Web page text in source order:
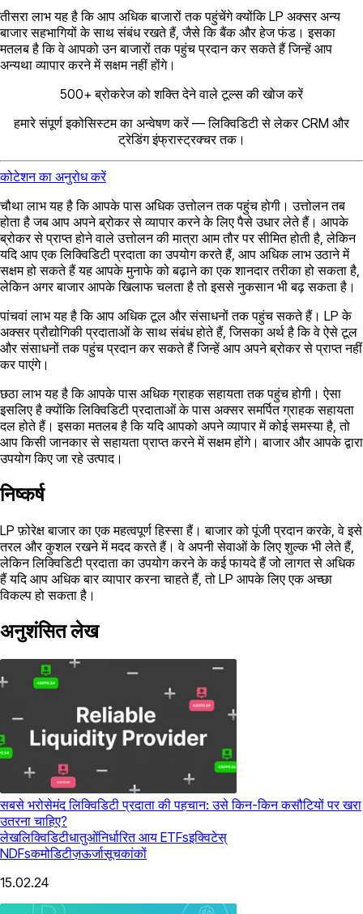
तीसरा लाभ यह है कि आप अधिक बाजारों तक पहुंचेंगे क्योंकि LP अक्सर अन्य
बाजार सहभागियों के साथ संबंध रखते हैं, जैसे कि बैंक और हेज फंड। इसका
मतलब है कि वे आपको उन बाजारों तक पहुंच प्रदान कर सकते हैं जिन्हें आप
अन्यथा व्यापार करने में सक्षम नहीं होंगे।
500+ ब्रोकरेज को शक्ति देने वाले टूल्स की खोज करें
हमारे संपूर्ण इकोसिस्टम का अन्वेषण करें — लिक्विडिटी से लेकर CRM और
ट्रेडिंग इंफ्रास्ट्रक्चर तक।
कोटेशन का अनुरोध करें
चौथा लाभ यह है कि आपके पास अधिक उत्तोलन तक पहुंच होगी। उत्तोलन तब
होता है जब आप अपने ब्रोकर से व्यापार करने के लिए पैसे उधार लेते हैं। आपके
ब्रोकर से प्राप्त होने वाले उत्तोलन की मात्रा आम तौर पर सीमित होती है, लेकिन
यदि आप एक लिक्विडिटी प्रदाता का उपयोग करते हैं, आप अधिक लाभ उठाने में
सक्षम हो सकते हैं यह आपके मुनाफे को बढ़ाने का एक शानदार तरीका हो सकता है,
लेकिन अगर बाजार आपके खिलाफ चलता है तो इससे नुकसान भी बढ़ सकता है।
पांचवां लाभ यह है कि आप अधिक टूल और संसाधनों तक पहुंच सकते हैं। LP के
अक्सर प्रौद्योगिकी प्रदाताओं के साथ संबंध होते हैं, जिसका अर्थ है कि वे ऐसे टूल
और संसाधनों तक पहुंच प्रदान कर सकते हैं जिन्हें आप अपने ब्रोकर से प्राप्त नहीं
कर पाएंगे।
छठा लाभ यह है कि आपके पास अधिक ग्राहक सहायता तक पहुंच होगी। ऐसा
इसलिए है क्योंकि लिक्विडिटी प्रदाताओं के पास अक्सर समर्पित ग्राहक सहायता
दल होते हैं। इसका मतलब है कि यदि आपको अपने व्यापार में कोई समस्या है, तो
आप किसी जानकार से सहायता प्राप्त करने में सक्षम होंगे। बाजार और आपके द्वारा
उपयोग किए जा रहे उत्पाद।
निष्कर्ष
LP फ़ोरेक्ष बाजार का एक महत्वपूर्ण हिस्सा हैं। बाजार को पूंजी प्रदान करके, वे इसे
तरल और कुशल रखने में मदद करते हैं। वे अपनी सेवाओं के लिए शुल्क भी लेते हैं,
लेकिन लिक्विडिटी प्रदाता का उपयोग करने के कई फायदे हैं जो लागत से अधिक
हैं यदि आप अधिक बार व्यापार करना चाहते हैं, तो LP आपके लिए एक अच्छा
विकल्प हो सकता है।
अनुशंसित लेख
सबसे भरोसेमंद लिक्विडिटी प्रदाता की पहचान: उसे किन-किन कसौटियों पर खरा
उतरना चाहिए?
लेखलिक्विडिटीधातुओंनिर्धारित आय ETFsइक्विटेस्
NDFsकमोडिटीज़ऊर्जासूचकांकों
15.02.24